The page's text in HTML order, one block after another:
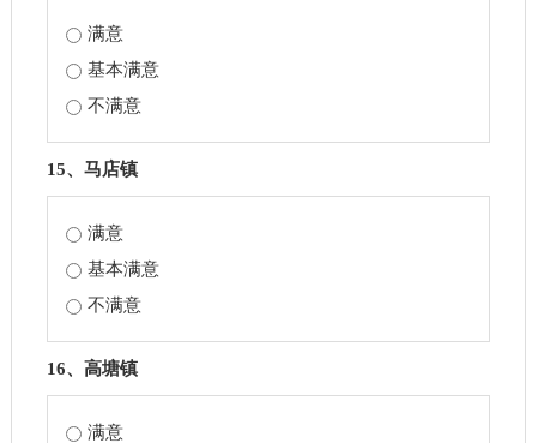
满意
基本满意
不满意
15、马店镇
满意
基本满意
不满意
16、高塘镇
满意